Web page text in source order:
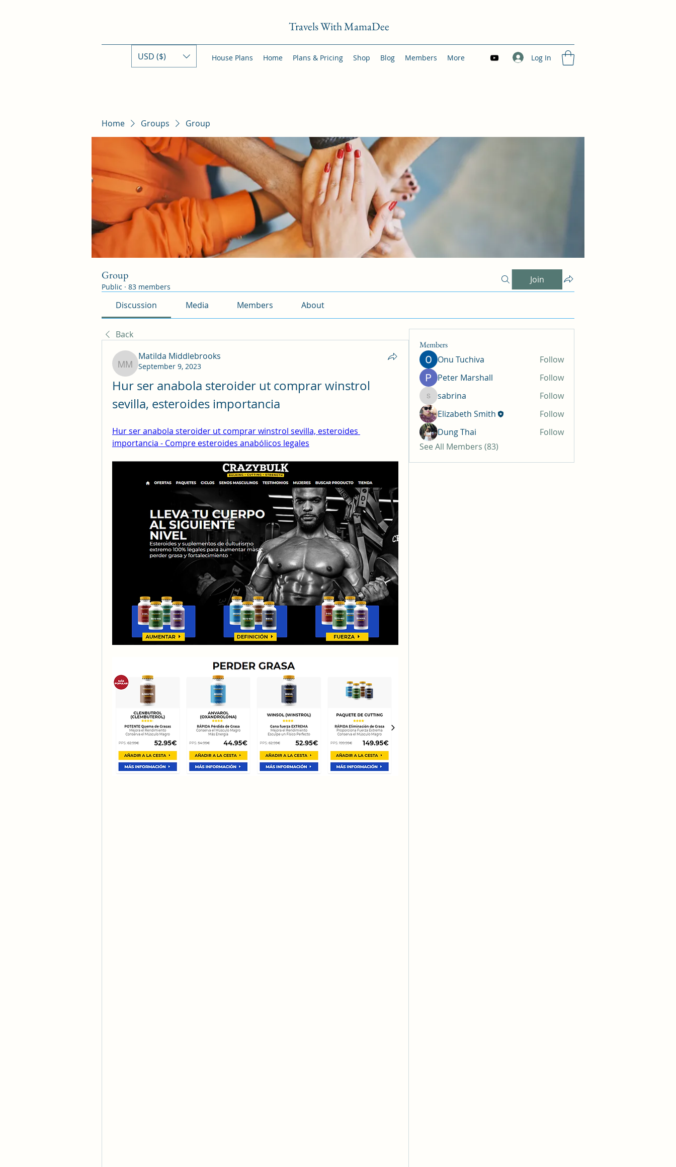
Travels With MamaDee
House Plans Home Plans & Pricing Shop Blog Members More
USD ($) Log In
Home Groups Group
Group
Public · 83 members
Join
Discussion Media Members About
Back
Matilda Middlebrooks
Matilda Middlebrooks
September 9, 2023
Hur ser anabola steroider ut comprar winstrol
sevilla, esteroides importancia
Hur ser anabola steroider ut comprar winstrol sevilla, esteroides
importancia - Compre esteroides anabólicos legales
Members
Onu Tuchiva
Follow
Peter Marshall
Follow
sabrinasabrina
Follow
Elizabeth Smith
Follow
Dung Thai
Follow
See All Members (83)